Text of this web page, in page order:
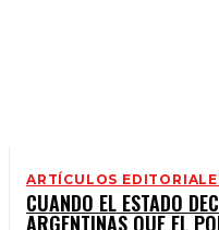
ARTÍCULOS
CUANDO EL ESTADO
ARGENTINAS QUE EL